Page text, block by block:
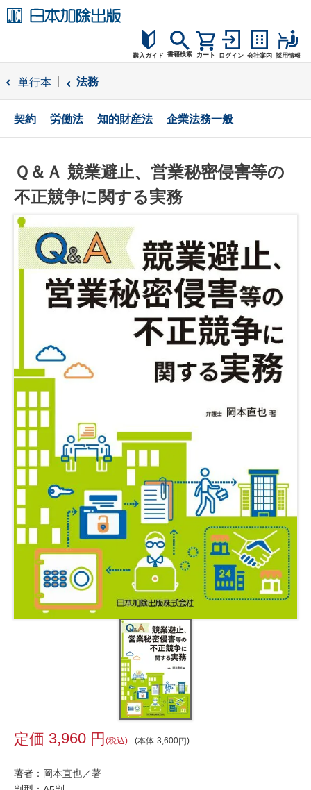
購入ガイド
購入ガイド
読者サポート
書籍検索 カート ログイン 会社案内 採用情報
単行本 法務
契約 労働法 知的財産法 企業法務一般
Ｑ＆Ａ 競業避止、営業秘密侵害等の
不正競争に関する実務
本体 3,600
3,960 税込
著者：岡本直也／著